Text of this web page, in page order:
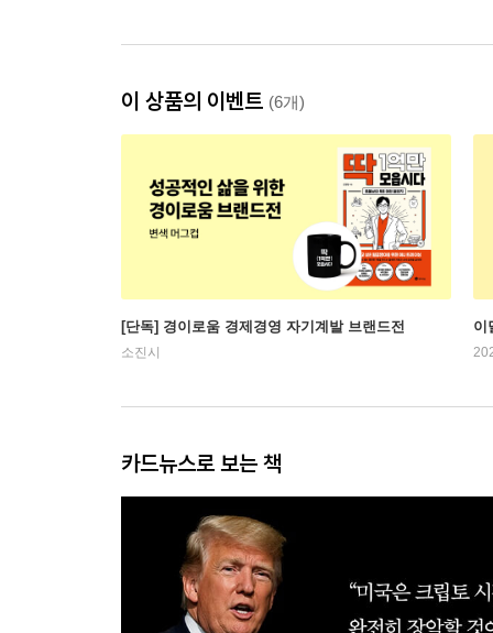
이 상품의 이벤트 (6개)
[단독] 경이로움 경제경영 자기계발 브랜드전
소진시
이
카드뉴스로 보는 책